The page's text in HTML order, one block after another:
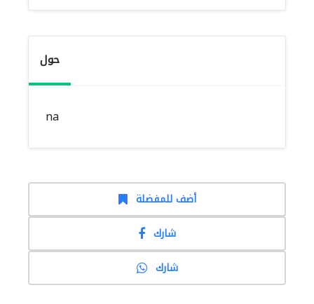
حول
na
أضف للمفضلة
شارك
شارك